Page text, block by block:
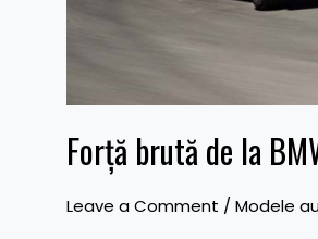
Forţă brută de la
Leave a Comment / Modele